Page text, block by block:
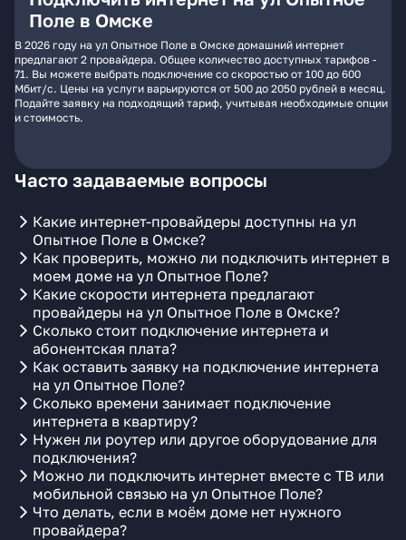
Поле в Омске
В 2026 году на ул Опытное Поле в Омске домашний интернет
предлагают 2 провайдера. Общее количество доступных тарифов -
71. Вы можете выбрать подключение со скоростью от 100 до 600
Мбит/с. Цены на услуги варьируются от 500 до 2050 рублей в месяц.
Подайте заявку на подходящий тариф, учитывая необходимые опции
и стоимость.
Часто задаваемые вопросы
Какие интернет-провайдеры доступны на ул
Опытное Поле в Омске?
Как проверить, можно ли подключить интернет в
моем доме на ул Опытное Поле?
Какие скорости интернета предлагают
провайдеры на ул Опытное Поле в Омске?
Сколько стоит подключение интернета и
абонентская плата?
Как оставить заявку на подключение интернета
на ул Опытное Поле?
Сколько времени занимает подключение
интернета в квартиру?
Нужен ли роутер или другое оборудование для
подключения?
Можно ли подключить интернет вместе с ТВ или
мобильной связью на ул Опытное Поле?
Что делать, если в моём доме нет нужного
провайдера?